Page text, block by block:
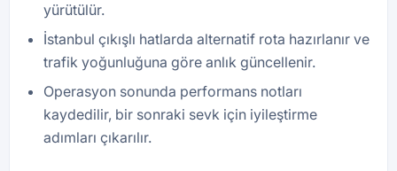
yürütülür.
İstanbul çıkışlı hatlarda alternatif rota hazırlanır ve
trafik yoğunluğuna göre anlık güncellenir.
Operasyon sonunda performans notları
kaydedilir, bir sonraki sevk için iyileştirme
adımları çıkarılır.